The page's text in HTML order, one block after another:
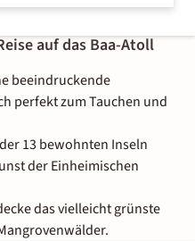
auf das Baa-Atoll
beeindruckende
perfekt zum Tauchen und
13 bewohnten Inseln
der Einheimischen
das vielleicht grünste